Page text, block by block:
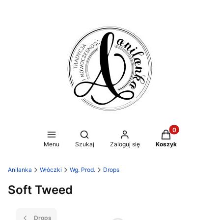
Menu
Otwórz wyszukiwarkę
Szukaj Zaloguj się
Produkty w
Koszyk
Anilanka Włóczki Wg. Prod. Drops
Soft Tweed
Drops